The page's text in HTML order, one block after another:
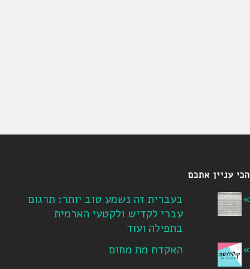
הכי עניין אתכם
בעברית זה נשמע טוב יותר: תרגום
עברי לקדיש ולקטעי הארמית
בתפילה ועוד
האקדח מת מחום